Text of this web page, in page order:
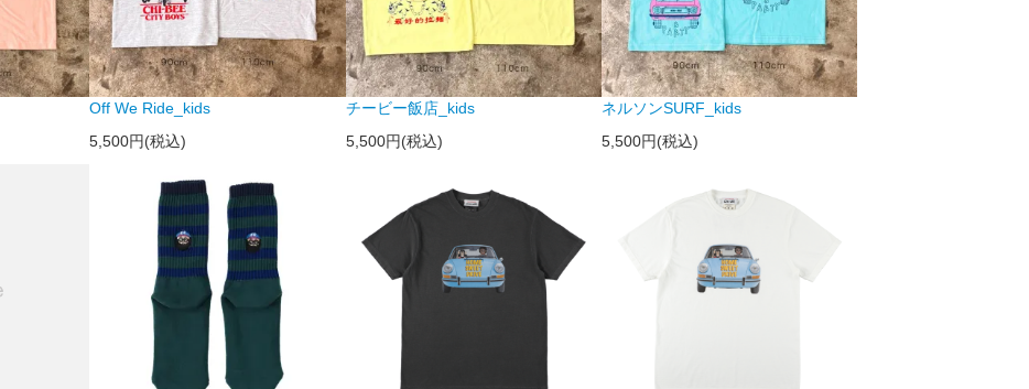
Off We Ride_kids
5,500円(税込)
チービー飯店_kids
5,500円(税込)
ネルソンSURF_kids
5,500円(税込)